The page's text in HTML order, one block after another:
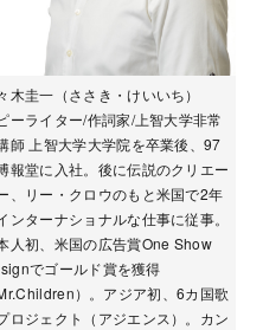
木圭一（ささき・けいいち）
ーライター/作詞家/上智大学非常
師 上智大学大学院を卒業後、97
報堂に入社。後に伝説のクリエー
、リー・クロウのもと米国で2年
ンターナショナルな仕事に従事。
人初、米国の広告賞One Show
でゴールド賞を獲得
Mr.Children）。アジア初、6カ国歌
ロジェクト（アジエンス）。カン